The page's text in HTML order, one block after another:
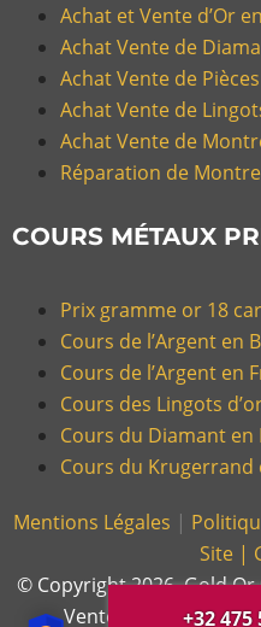
+32
Achat et Vente d’Or
Achat Vente de
Achat Vente de
Achat Vente de
Achat Vente de
Réparation de
COURS MÉTAUX
Prix gramme or 18
Cours de l’Argent en
Cours de l’Argent en
Cours des Lingots
Cours du Diamant en
Cours du Krugerrand
Mentions Légales |
Site |
© Copyright 2026, Gold Or
Vente d’Or et Bijoux